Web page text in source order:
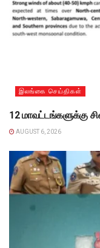
இலங்கை செய்திகள்
12 மாவட்டங்களுக்கு
AUGUST 6, 2026